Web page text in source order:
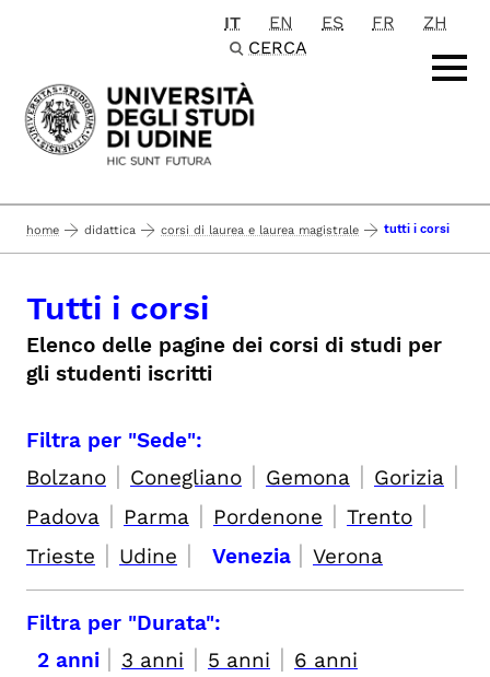
Passa al contenuto principale
IT EN ES FR
ZH
CERCA
home didattica corsi di laurea e laurea magistrale tutti i corsi
Tutti i corsi
Elenco delle pagine dei corsi di studi per
gli studenti iscritti
Filtra per "Sede":
Bolzano | Conegliano | Gemona | Gorizia |
Padova | Parma | Pordenone | Trento |
Trieste | Udine | Venezia | Verona
Filtra per "Durata":
2 anni | 3 anni | 5 anni | 6 anni